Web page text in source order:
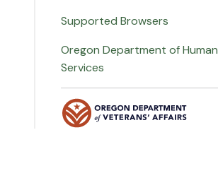
Supported Browsers
Oregon Department of Human
Services